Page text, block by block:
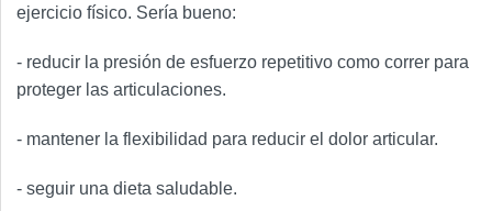
ejercicio físico. Sería bueno:
- reducir la presión de esfuerzo repetitivo como correr para
proteger las articulaciones.
- mantener la flexibilidad para reducir el dolor articular.
- seguir una dieta saludable.